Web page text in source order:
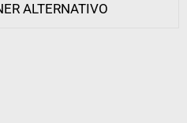
ALTERNATIVO